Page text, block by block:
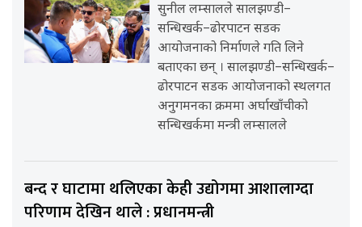
सुनील लम्सालले सालझण्डी–
सन्धिखर्क–ढोरपाटन सडक
आयोजनाको निर्माणले गति लिने
बताएका छन् । सालझण्डी–सन्धिखर्क–
ढोरपाटन सडक आयोजनाको स्थलगत
अनुगमनका क्रममा अर्घाखाँचीको
सन्धिखर्कमा मन्त्री लम्सालले
बन्द र घाटामा थलिएका केही उद्योगमा आशालाग्दा
परिणाम देखिन थाले : प्रधानमन्त्री